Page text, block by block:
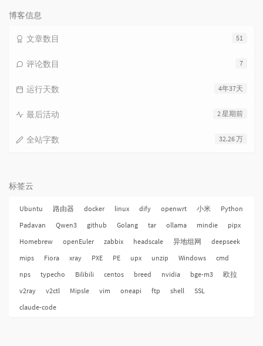
博客信息
51
文章数目
7
评论数目
4年37天
运行天数
2 星期前
最后活动
32.26 万
全站字数
标签云
Ubuntu 路由器 docker linux dify openwrt 小米
Python
Padavan
Qwen3 github Golang tar ollama mindie
pipx
Homebrew
openEuler zabbix headscale 异地组网
deepseek
mips
Fiora xray PXE PE upx unzip Windows
cmd
nps
typecho Bilibili centos breed nvidia bge-m3
欧拉
v2ray
v2ctl Mipsle vim oneapi ftp shell
SSL
claude-code